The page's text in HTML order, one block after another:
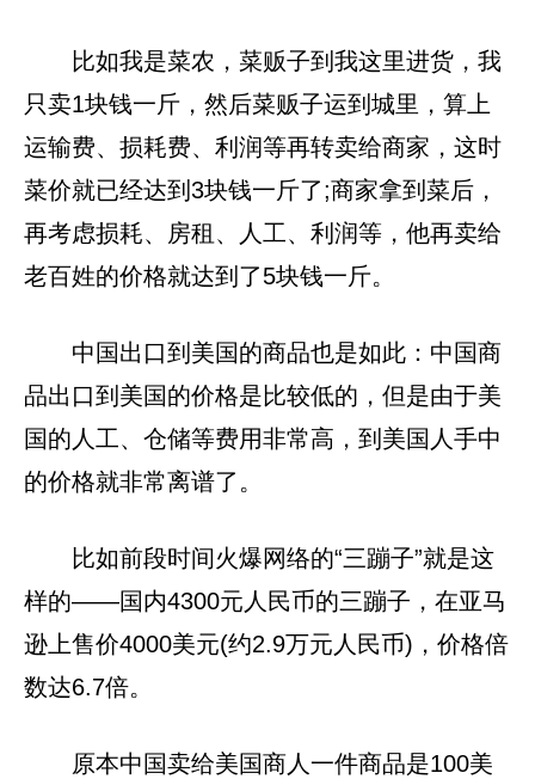
比如我是菜农，菜贩子到我这里进货，我
只卖1块钱一斤，然后菜贩子运到城里，算上
运输费、损耗费、利润等再转卖给商家，这时
菜价就已经达到3块钱一斤了;商家拿到菜后，
再考虑损耗、房租、人工、利润等，他再卖给
老百姓的价格就达到了5块钱一斤。
中国出口到美国的商品也是如此：中国商
品出口到美国的价格是比较低的，但是由于美
国的人工、仓储等费用非常高，到美国人手中
的价格就非常离谱了。
比如前段时间火爆网络的“三蹦子”就是这
样的——国内4300元人民币的三蹦子，在亚马
逊上售价4000美元(约2.9万元人民币)，价格倍
数达6.7倍。
原本中国卖给美国商人一件商品是100美